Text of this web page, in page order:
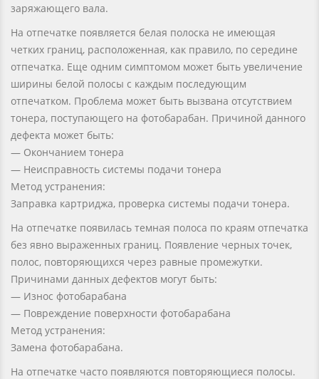
заряжающего вала.
На отпечатке появляется белая полоска не имеющая
четких границ, расположенная, как правило, по середине
отпечатка. Еще одним симптомом может быть увеличение
ширины белой полосы с каждым последующим
отпечатком. Проблема может быть вызвана отсутствием
тонера, поступающего на фотобарабан. Причиной данного
дефекта может быть:
— Окончанием тонера
— Неисправность системы подачи тонера
Метод устранения:
Заправка картриджа, проверка системы подачи тонера.
На отпечатке появилась темная полоса по краям отпечатка
без явно выраженных границ. Появление черных точек,
полос, повторяющихся через равные промежутки.
Причинами данных дефектов могут быть:
— Износ фотобарабана
— Повреждение поверхности фотобарабана
Метод устранения:
Замена фотобарабана.
На отпечатке часто появляются повторяющиеся полосы.